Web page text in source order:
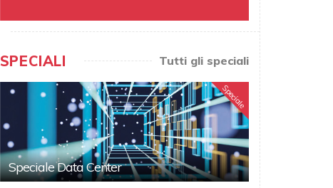
SPECIALI Tutti gli speciali
Speciale
Speciale Data Center